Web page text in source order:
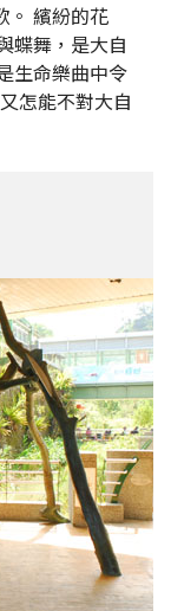
。 繽紛的花
蝶舞，是大自
生命樂曲中令
怎能不對大自